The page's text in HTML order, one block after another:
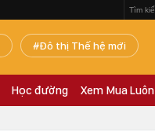
Đô thị Thế hệ mới
Học đường Xem Mua Luôn